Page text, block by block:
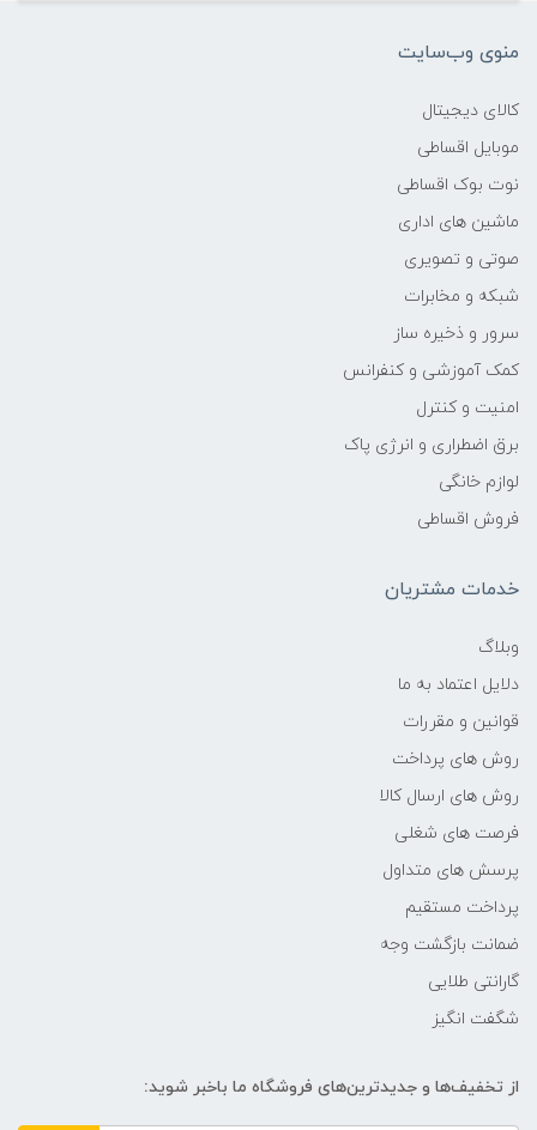
منوی وب‌سایت
کالای دیجیتال
موبایل اقساطی
نوت بوک اقساطی
ماشین های اداری
صوتی و تصویری
شبکه و مخابرات
سرور و ذخیره ساز
کمک آموزشی و کنفرانس
امنیت و کنترل
برق اضطراری و انرژی پاک
لوازم خانگی
فروش اقساطی
خدمات مشتریان
وبلاگ
دلایل اعتماد به ما
قوانین و مقررات
روش های پرداخت
روش های ارسال کالا
فرصت های شغلی
پرسش های متداول
پرداخت مستقیم
ضمانت بازگشت وجه
گارانتی طلایی
شگفت انگیز
از تخفیف‌ها و جدیدترین‌های فروشگاه ما باخبر شوید: